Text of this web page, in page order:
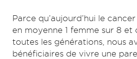
Parce qu’aujourd’hui le
en moyenne 1 femme sur 8 et
toutes les générations, nous
bénéficiaires de vivre une